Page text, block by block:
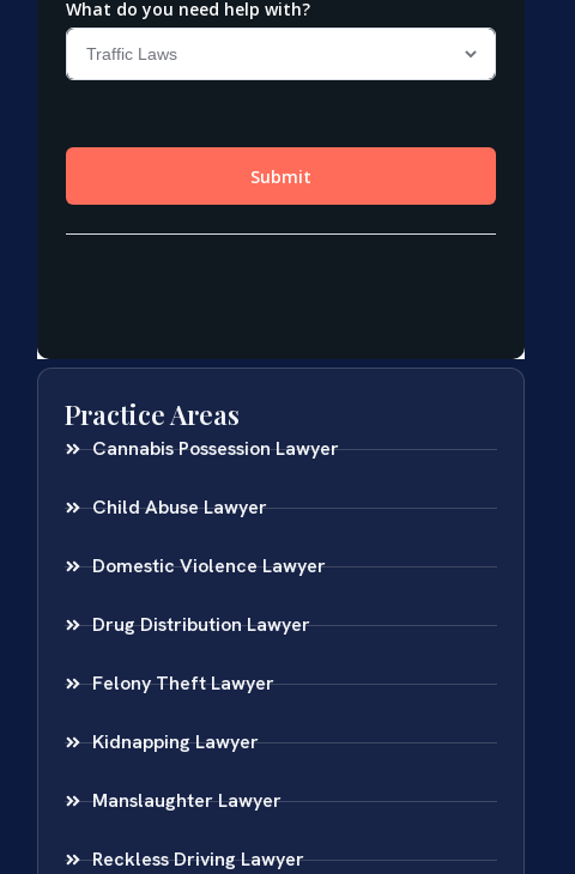
Practice Areas
Cannabis Possession Lawyer
Child Abuse Lawyer
Domestic Violence Lawyer
Drug Distribution Lawyer
Felony Theft Lawyer
Kidnapping Lawyer
Manslaughter Lawyer
Reckless Driving Lawyer